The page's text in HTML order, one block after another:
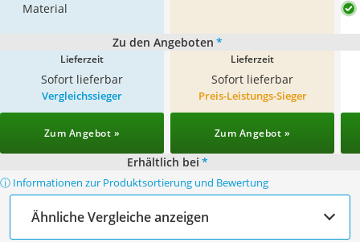
Material
Zu den Angeboten *
Lieferzeit
Sofort lieferbar
Lieferzeit
Sofort lieferbar
Vergleichssieger
Zum Angebot »
Preis-Leistungs-Sieger
Zum Angebot »
Erhältlich bei *
ⓘ Informationen zur Produktsortierung und Bewertung
Ähnliche Vergleiche anzeigen